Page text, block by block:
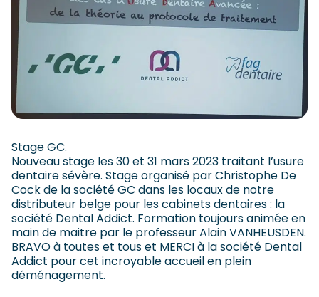
Stage GC.
Nouveau stage les 30 et 31 mars 2023 traitant l’usure
dentaire sévère. Stage organisé par Christophe De
Cock de la société GC dans les locaux de notre
distributeur belge pour les cabinets dentaires : la
société Dental Addict. Formation toujours animée en
main de maitre par le professeur Alain VANHEUSDEN.
BRAVO à toutes et tous et MERCI à la société Dental
Addict pour cet incroyable accueil en plein
déménagement.